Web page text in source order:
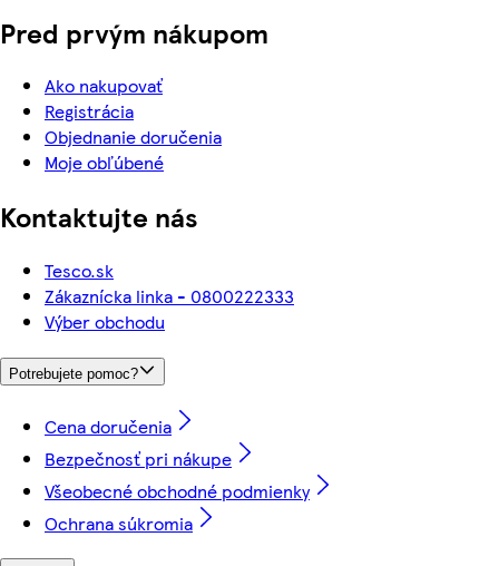
Pred prvým nákupom
Ako nakupovať
Registrácia
Objednanie doručenia
Moje obľúbené
Kontaktujte nás
Tesco.sk
Zákaznícka linka - 0800222333
Výber obchodu
Potrebujete pomoc?
Cena doručenia
Bezpečnosť pri nákupe
Všeobecné obchodné podmienky
Ochrana súkromia